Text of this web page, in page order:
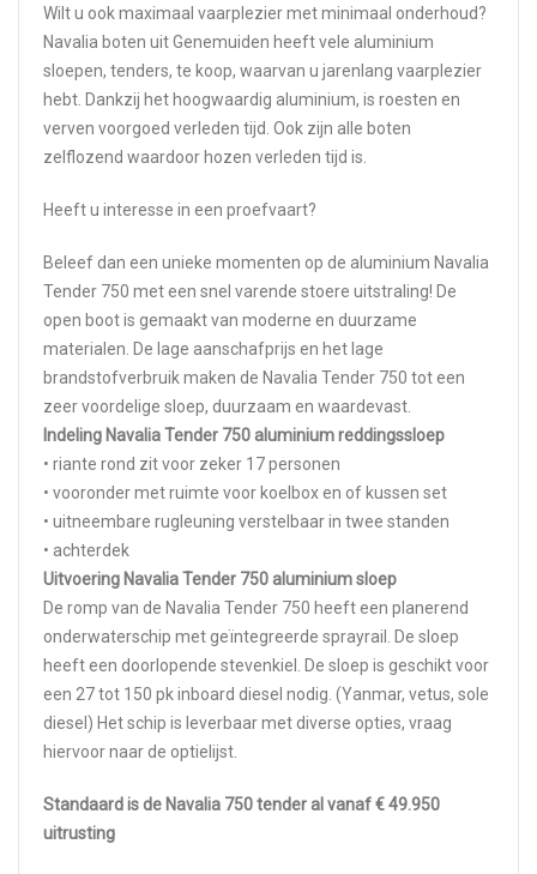
Wilt u ook maximaal vaarplezier met minimaal onderhoud?
Navalia boten uit Genemuiden heeft vele aluminium
sloepen, tenders, te koop, waarvan u jarenlang vaarplezier
hebt. Dankzij het hoogwaardig aluminium, is roesten en
verven voorgoed verleden tijd. Ook zijn alle boten
zelflozend waardoor hozen verleden tijd is.
Heeft u interesse in een proefvaart?
Beleef dan een unieke momenten op de aluminium Navalia
Tender 750 met een snel varende stoere uitstraling! De
open boot is gemaakt van moderne en duurzame
materialen. De lage aanschafprijs en het lage
brandstofverbruik maken de Navalia Tender 750 tot een
zeer voordelige sloep, duurzaam en waardevast.
Indeling Navalia Tender 750 aluminium reddingssloep
• riante rond zit voor zeker 17 personen
• vooronder met ruimte voor koelbox en of kussen set
• uitneembare rugleuning verstelbaar in twee standen
• achterdek
Uitvoering Navalia Tender 750 aluminium sloep
De romp van de Navalia Tender 750 heeft een planerend
onderwaterschip met geïntegreerde sprayrail. De sloep
heeft een doorlopende stevenkiel. De sloep is geschikt voor
een 27 tot 150 pk inboard diesel nodig. (Yanmar, vetus, sole
diesel) Het schip is leverbaar met diverse opties, vraag
hiervoor naar de optielijst.
Standaard is de Navalia 750 tender al vanaf € 49.950
uitrusting